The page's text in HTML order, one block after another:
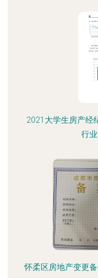
2021大学生房产经
行
怀柔区房地产变更